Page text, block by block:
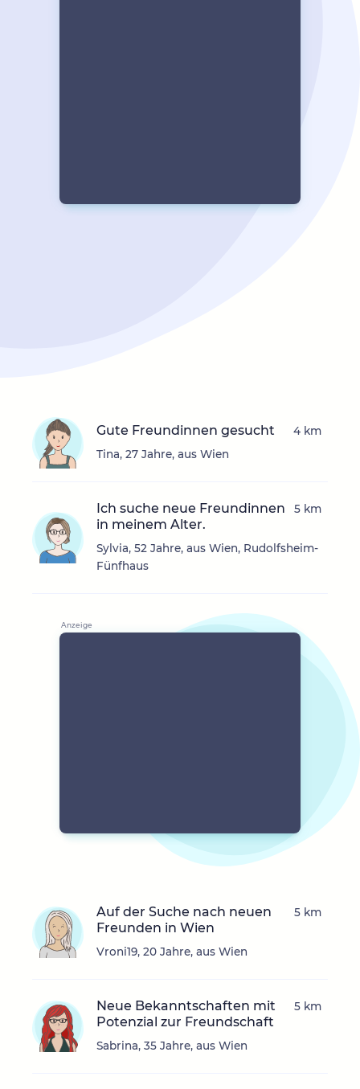
Gute Freundinnen gesucht
Tina, 27 Jahre, aus Wien
4 km
Ich suche neue Freundinnen
in meinem Alter.
Sylvia, 52 Jahre, aus Wien, Rudolfsheim-
Fünfhaus
5 km
Auf der Suche nach neuen
Freunden in Wien
Vroni19, 20 Jahre, aus Wien
5 km
Neue Bekanntschaften mit
Potenzial zur Freundschaft
Sabrina, 35 Jahre, aus Wien
5 km